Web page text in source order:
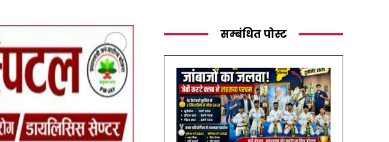
सम्बंधित पोस्ट